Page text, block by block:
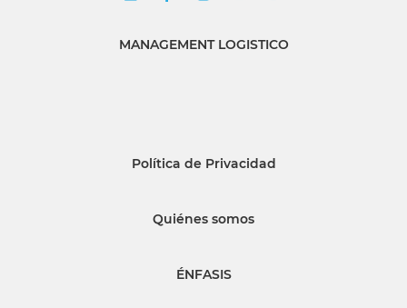
MANAGEMENT LOGISTICO
Política de Privacidad
Quiénes somos
ÉNFASIS